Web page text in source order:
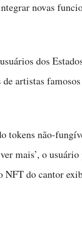
novas
dos
artistas
tokens não-
mais’, o
NFT do cantor